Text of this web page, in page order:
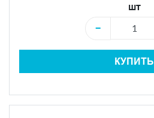
шт
−
КУПИТЬ